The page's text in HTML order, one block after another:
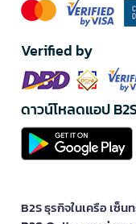
Verified by
ดาวน์โหลดแอป
B2S ธุรกิจในเครือ เซ็